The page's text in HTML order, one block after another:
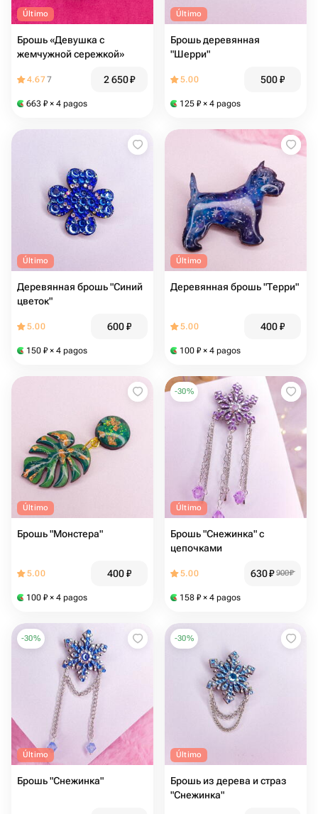
Último
Брошь «Девушка с
жемчужной сережкой»
4.677 2 650₽
663 ₽ × 4 pagos
Último
Брошь деревянная
"Шерри"
5.00 500₽
125 ₽ × 4 pagos
Último
Деревянная брошь "Синий
цветок"
5.00 600₽
150 ₽ × 4 pagos
Último
Деревянная брошь "Терри"
5.00 400₽
100 ₽ × 4 pagos
Último
Брошь "Монстера"
5.00 400₽
100 ₽ × 4 pagos
-30%
Último
Брошь "Снежинка" с
цепочками
5.00 630₽ 900₽
158 ₽ × 4 pagos
-30%
Último
Брошь "Снежинка"
-30%
Último
Брошь из дерева и страз
"Снежинка"